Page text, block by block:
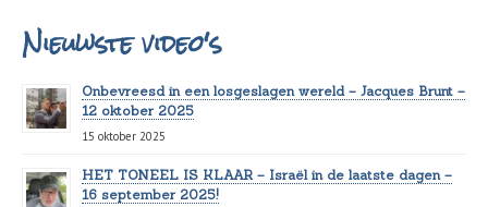
Nieuwste video's
Onbevreesd in een losgeslagen wereld – Jacques Brunt –
12 oktober 2025
15 oktober 2025
HET TONEEL IS KLAAR – Israël in de laatste dagen –
16 september 2025!